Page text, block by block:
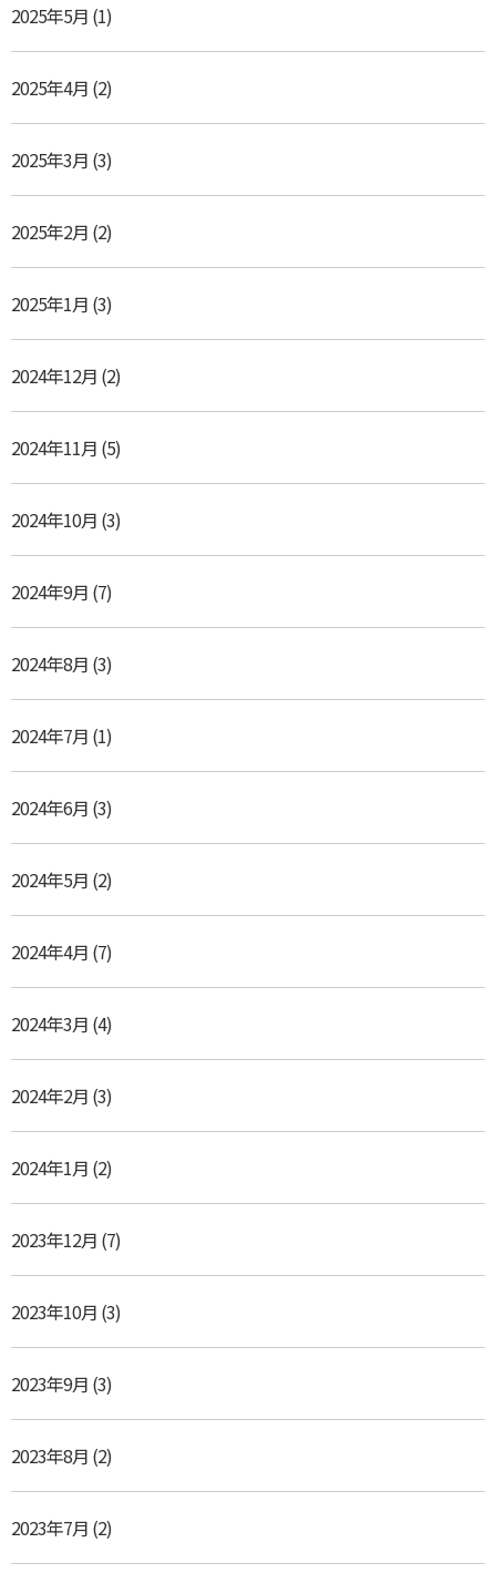
2025年5月 (1)
2025年4月 (2)
2025年3月 (3)
2025年2月 (2)
2025年1月 (3)
2024年12月 (2)
2024年11月 (5)
2024年10月 (3)
2024年9月 (7)
2024年8月 (3)
2024年7月 (1)
2024年6月 (3)
2024年5月 (2)
2024年4月 (7)
2024年3月 (4)
2024年2月 (3)
2024年1月 (2)
2023年12月 (7)
2023年10月 (3)
2023年9月 (3)
2023年8月 (2)
2023年7月 (2)